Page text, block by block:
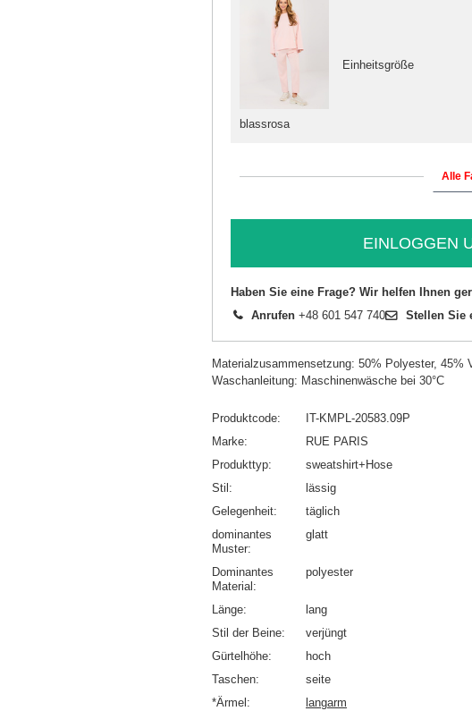
blassrosa
Einheitsgröße
Alle
EINLOGGEN
Haben Sie eine Frage? Wir helfen Ihnen
Anrufen +48 601 547 740 Stellen Sie
Materialzusammensetzung: 50% Polyester, 45%
Waschanleitung: Maschinenwäsche bei 30°C
Produktcode
IT-KMPL-20583.09P
Marke
RUE PARIS
Produkttyp
sweatshirt+Hose
Stil
lässig
Gelegenheit
täglich
dominantes
Muster
glatt
Dominantes
Material
polyester
Länge
lang
Stil der Beine
verjüngt
Gürtelhöhe
hoch
Taschen
seite
*Ärmel
langarm